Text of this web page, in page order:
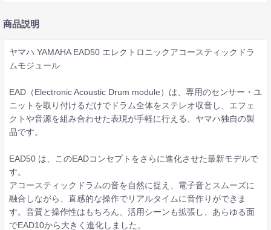
商品説明
ヤマハ YAMAHA EAD50 エレクトロニックアコースティックドラ
ムモジュール
EAD（Electronic Acoustic Drum module）は、専用のセンサー・ユ
ニットを取り付けるだけでドラム全体をステレオ収音し、エフェ
クトや音源を組み合わせた表現が手軽に行える、ヤマハ独自の製
品です。
EAD50 は、このEADコンセプトをさらに進化させた最新モデルで
す。
アコースティックドラムの音を自然に捉え、電子音とスムーズに
融合しながら、直感的な操作でリアルタイムに音作りができま
す。音質と操作性はもちろん、活用シーンも拡張し、あらゆる面
でEAD10から大きく進化しました。